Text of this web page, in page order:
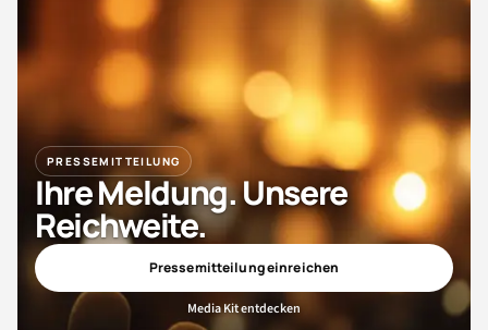
PRESSEMITTEILUNG
Ihre Meldung. Unsere
Reichweite.
Pressemitteilung einreichen
Media Kit entdecken